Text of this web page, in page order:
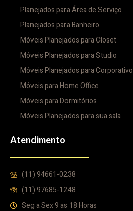
Planejados para Área de Serviço
Planejados para Banheiro
Móveis Planejados para Closet
Móveis Planejados para Studio
Móveis Planejados para Corporativo
Móveis para Home Office
Móveis para Dormitórios
Móveis Planejados para sua sala
Atendimento
(11) 94661-0238
(11) 97685-1248
Seg a Sex 9 as 18 Horas